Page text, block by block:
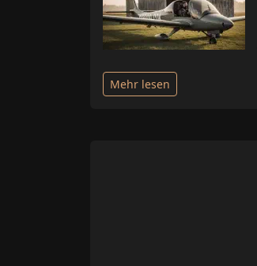
Mehr lesen